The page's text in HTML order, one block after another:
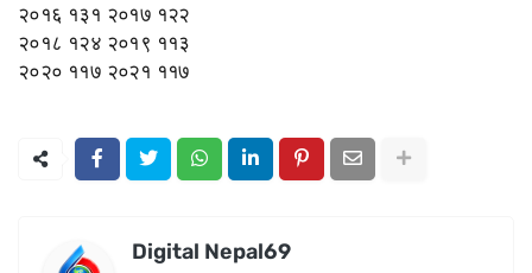
२०१६ १३१ २०१७ १२२
२०१८ १२४ २०१९ ११३
२०२० ११७ २०२१ ११७
Digital Nepal69